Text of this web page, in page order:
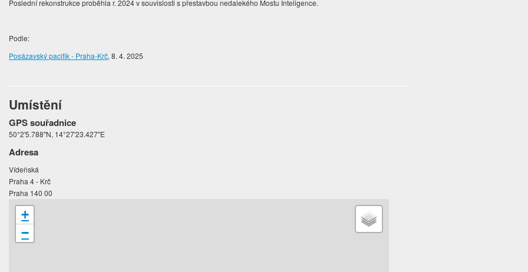
Poslední rekonstrukce proběhla r. 2024 v souvislosti s přestavbou nedalekého Mostu Inteligence.
Podle:
Posázavský pacifik - Praha-Krč, 8. 4. 2025
Umístění
GPS souřadnice
50°2'5.788"N, 14°27'23.427"E
Adresa
Vídeňská
Praha 4 - Krč
Praha 140 00
+
−